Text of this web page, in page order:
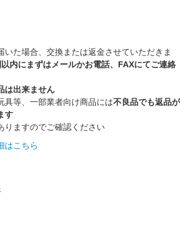
いた場合、交換または返金させていただきま
内にまずはメールかお電話、FAXにてご連絡
は出来ません
具等、一部業者向け商品には不良品でも返品が
す
りますのでご確認ください
はこちら